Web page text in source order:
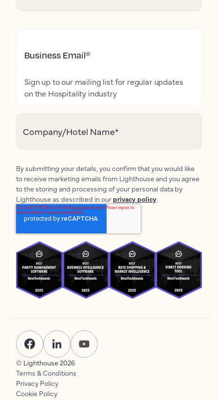
Business Email*
Sign up to our mailing list for regular updates
on the Hospitality industry
Company/Hotel Name*
By submitting your details, you confirm that you would like
to receive marketing emails from Lighthouse and you agree
to the storing and processing of your personal data by
Lighthouse as described in our privacy policy.
© Lighthouse 2026
Terms & Conditions
Privacy Policy
Cookie Policy